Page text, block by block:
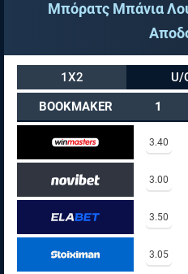
Μπόρατς Μπάνια
1X2 U/
BOOKMAKER
1
3.40
3.00
3.50
3.05